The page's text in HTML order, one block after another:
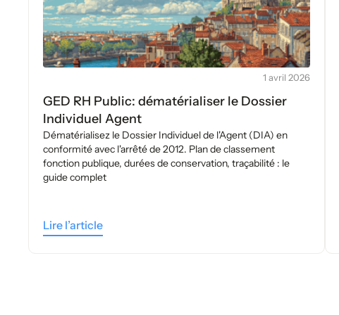
1 avril 2026
GED RH Public: dématérialiser le Dossier
Individuel Agent
Dématérialisez le Dossier Individuel de l'Agent (DIA) en
conformité avec l'arrêté de 2012. Plan de classement
fonction publique, durées de conservation, traçabilité : le
guide complet
Lire l’article